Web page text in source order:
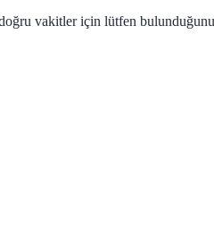
vakitler için lütfen